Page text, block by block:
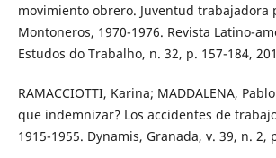
movimiento obrero. Juventud trabajadora
Montoneros, 1970-1976. Revista Latino-
Estudos do Trabalho, n. 32, p. 157-184,
RAMACCIOTTI, Karina; MADDALENA,
que indemnizar? Los accidentes de
1915-1955. Dynamis, Granada, v. 39, n. 2,